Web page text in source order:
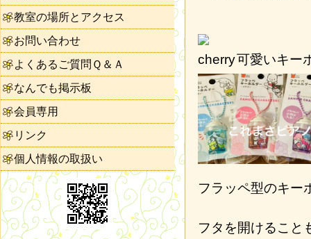
可愛いキー
フラッペ型のキー
フタを開けること
教室の場所とアクセス
お問い合わせ
よくあるご質問Ｑ＆Ａ
なんでも掲示板
会員専用
リンク
個人情報の取扱い